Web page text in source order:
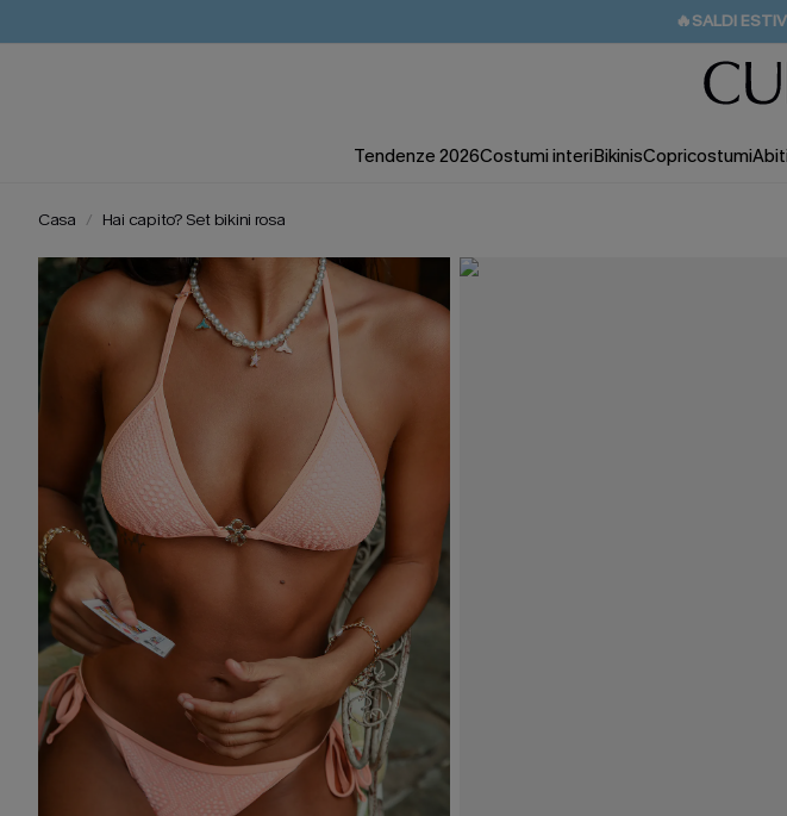
🔥SALDI
💌REGALO PER I
Tendenze 2026Costumi interiBikinisCopricostumiAbiti
Casa Hai capito? Set bikini rosa